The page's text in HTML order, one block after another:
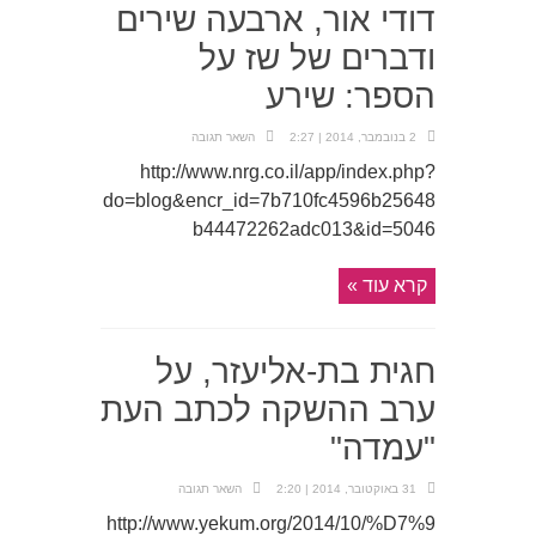
דודי אור, ארבעה שירים
ודברים של שז על
הספר: שירע
2 בנובמבר, 2014 | 2:27 השאר תגובה
http://www.nrg.co.il/app/index.php?
do=blog&encr_id=7b710fc4596b25648
b44472262adc013&id=5046
קרא עוד »
חגית בת-אליעזר, על
ערב ההשקה לכתב העת
"עמדה"
31 באוקטובר, 2014 | 2:20 השאר תגובה
http://www.yekum.org/2014/10/%D7%9